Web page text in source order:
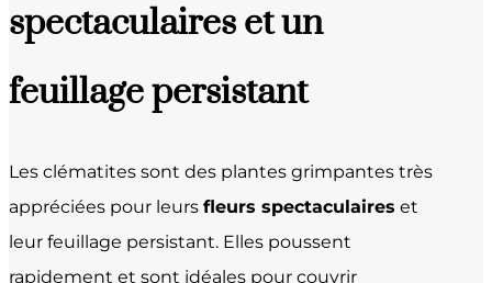
spectaculaires et un
feuillage persistant
Les clématites sont des plantes grimpantes très
appréciées pour leurs fleurs spectaculaires et
leur feuillage persistant. Elles poussent
rapidement et sont idéales pour couvrir